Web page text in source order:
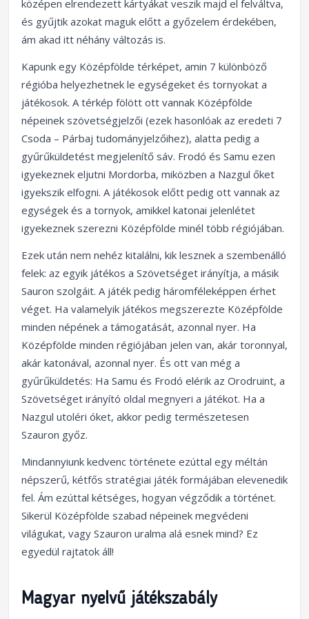
középen elrendezett kártyákat veszik majd el felváltva,
és gyűjtik azokat maguk előtt a győzelem érdekében,
ám akad itt néhány változás is.
Kapunk egy Középfölde térképet, amin 7 különböző
régióba helyezhetnek le egységeket és tornyokat a
játékosok. A térkép fölött ott vannak Középfölde
népeinek szövetségjelzői (ezek hasonlóak az eredeti 7
Csoda – Párbaj tudományjelzőihez), alatta pedig a
gyűrűküldetést megjelenítő sáv. Frodó és Samu ezen
igyekeznek eljutni Mordorba, miközben a Nazgul őket
igyekszik elfogni. A játékosok előtt pedig ott vannak az
egységek és a tornyok, amikkel katonai jelenlétet
igyekeznek szerezni Középfölde minél több régiójában.
Ezek után nem nehéz kitalálni, kik lesznek a szembenálló
felek: az egyik játékos a Szövetséget irányítja, a másik
Sauron szolgáit. A játék pedig háromféleképpen érhet
véget. Ha valamelyik játékos megszerezte Középfölde
minden népének a támogatását, azonnal nyer. Ha
Középfölde minden régiójában jelen van, akár toronnyal,
akár katonával, azonnal nyer. És ott van még a
gyűrűküldetés: Ha Samu és Frodó elérik az Orodruint, a
Szövetséget irányító oldal megnyeri a játékot. Ha a
Nazgul utoléri óket, akkor pedig természetesen
Szauron győz.
Mindannyiunk kedvenc története ezúttal egy méltán
népszerű, kétfős stratégiai játék formájában elevenedik
fel. Ám ezúttal kétséges, hogyan végződik a történet.
Sikerül Középfölde szabad népeinek megvédeni
világukat, vagy Szauron uralma alá esnek mind? Ez
egyedül rajtatok áll!
Magyar nyelvű játékszabály